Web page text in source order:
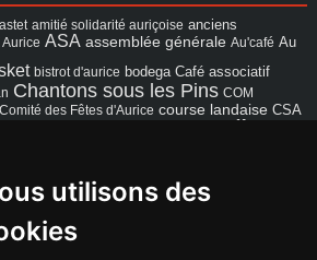
utilisons des
amitié solidarité auriçoise anciens
Aurice ASA assemblée générale Au'café Au
bistrot d'aurice bodega Café associatif
Chantons sous les Pins COM
Comité des Fêtes d'Aurice course landaise CSA
fêtes
salle des fêtes d'aurice Souprosse
école